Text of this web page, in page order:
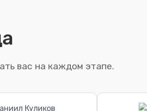
вас на каждом этапе.